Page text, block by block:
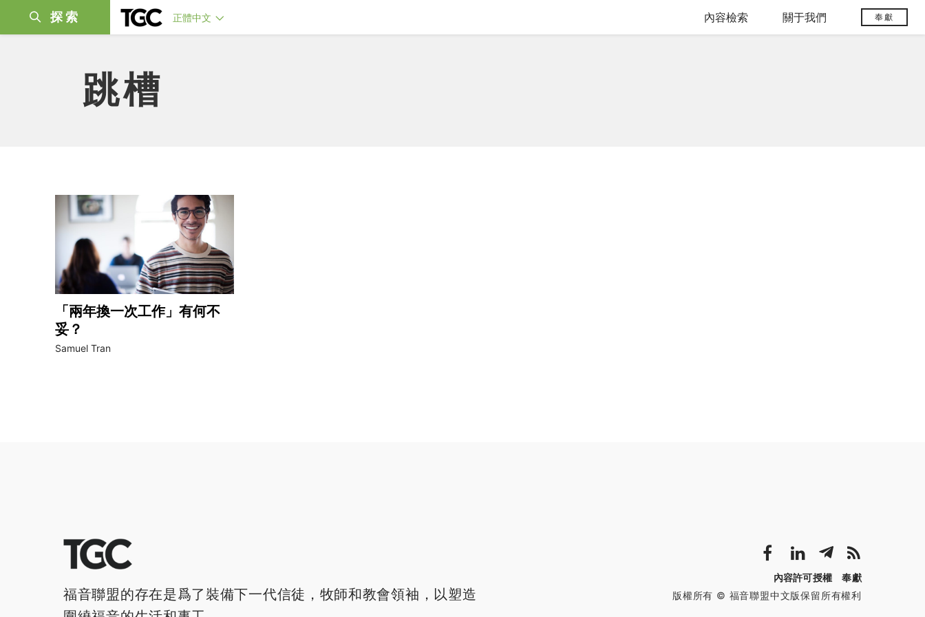
探索 正體中文 內容檢索 關于我們 奉獻
跳槽
「兩年換一次工作」有何不
妥？
Samuel Tran
福音聯盟的存在是爲了裝備下一代信徒，牧師和教會領袖，以塑造
內容許可授權
奉獻
版權所有 © 福音聯盟中文版保留所有權利